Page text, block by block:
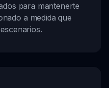
para mantenerte
a medida que